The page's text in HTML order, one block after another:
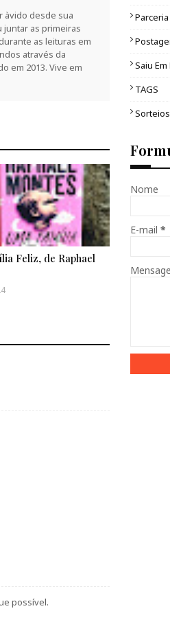
àvido desde sua
juntar as primeiras
as leituras em
através da
em 2013. Vive em
Feliz, de Raphael
possível.
Parceria
Saiu
TAGS
Sorteios
Nome
E-mail*